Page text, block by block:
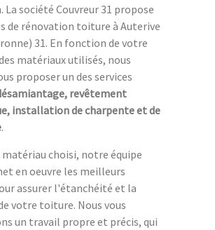
société Couvreur 31 propose
de rénovation toiture à Auterive
31. En fonction de votre
matériaux utilisés, nous
proposer un des services
revêtement
installation de charpente et de
.
matériau choisi, notre équipe
en oeuvre les meilleurs
assurer l'étanchéité et la
votre toiture. Nous vous
un travail propre et précis, qui